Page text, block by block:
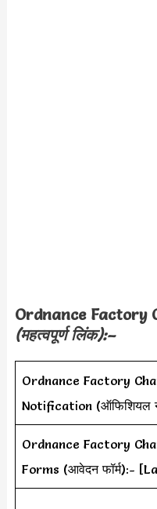
Ordnance Factory
(महत्वपूर्ण लिंक):–
Ordnance Factory
Notification (ऑफिशियल
Ordnance Factory
Forms (आवेदन फॉर्म):-